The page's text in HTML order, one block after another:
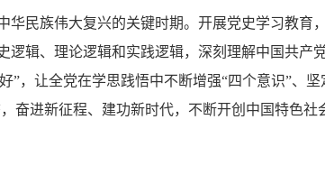
华民族伟大复兴的关键时期。开展党史学习教育
辑、理论逻辑和实践逻辑，深刻理解中国共产
”，让全党在学思践悟中不断增强“四个意识”、坚
奋进新征程、建功新时代，不断开创中国特色社